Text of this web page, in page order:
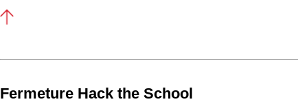
Fermeture Hack the School